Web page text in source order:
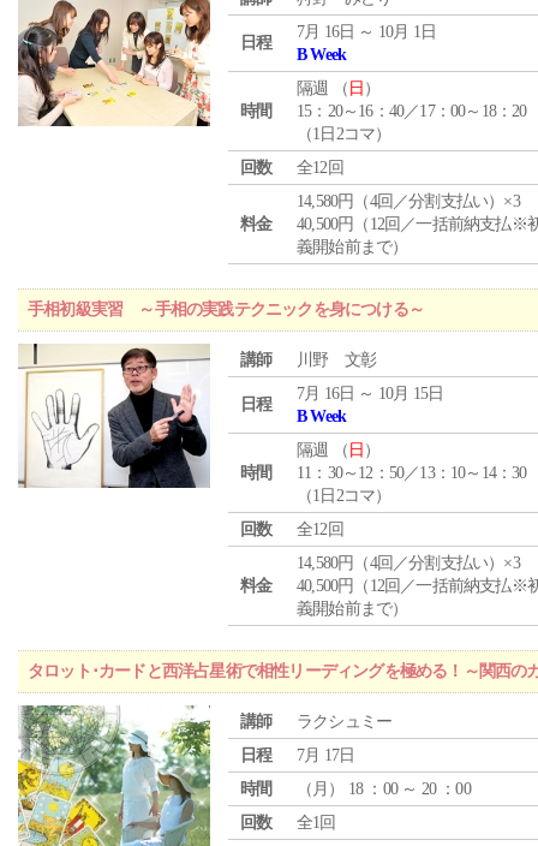
日程
7月 16日 ～ 10月 1日
B Week
時間
隔週 （ 日 ）
15：20～16：40／17：00～18：20
（1日2コマ）
回数
全12回
料金
14,580円（4回／分割支払い）×3
40,500円（12回／一括前納支払※
義開始前まで）
手相初級実習 ～手相の実践テクニックを身につける～
講師 川野 文彰
日程
7月 16日 ～ 10月 15日
B Week
時間
隔週 （ 日 ）
11：30～12：50／13：10～14：30
（1日2コマ）
回数
全12回
料金
14,580円（4回／分割支払い）×3
40,500円（12回／一括前納支払※
義開始前まで）
タロット･カードと西洋占星術で相性リーディングを極める！～関西の
講師
ラクシュミー
日程
7月 17日
時間
（ 月 ） 18 ：00 ～ 20 ：00
回数
全1回